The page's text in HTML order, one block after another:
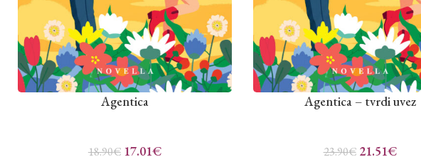
Agentica
18.90€ 17.01€
Agentica – tvrdi uvez
23.90€ 21.51€